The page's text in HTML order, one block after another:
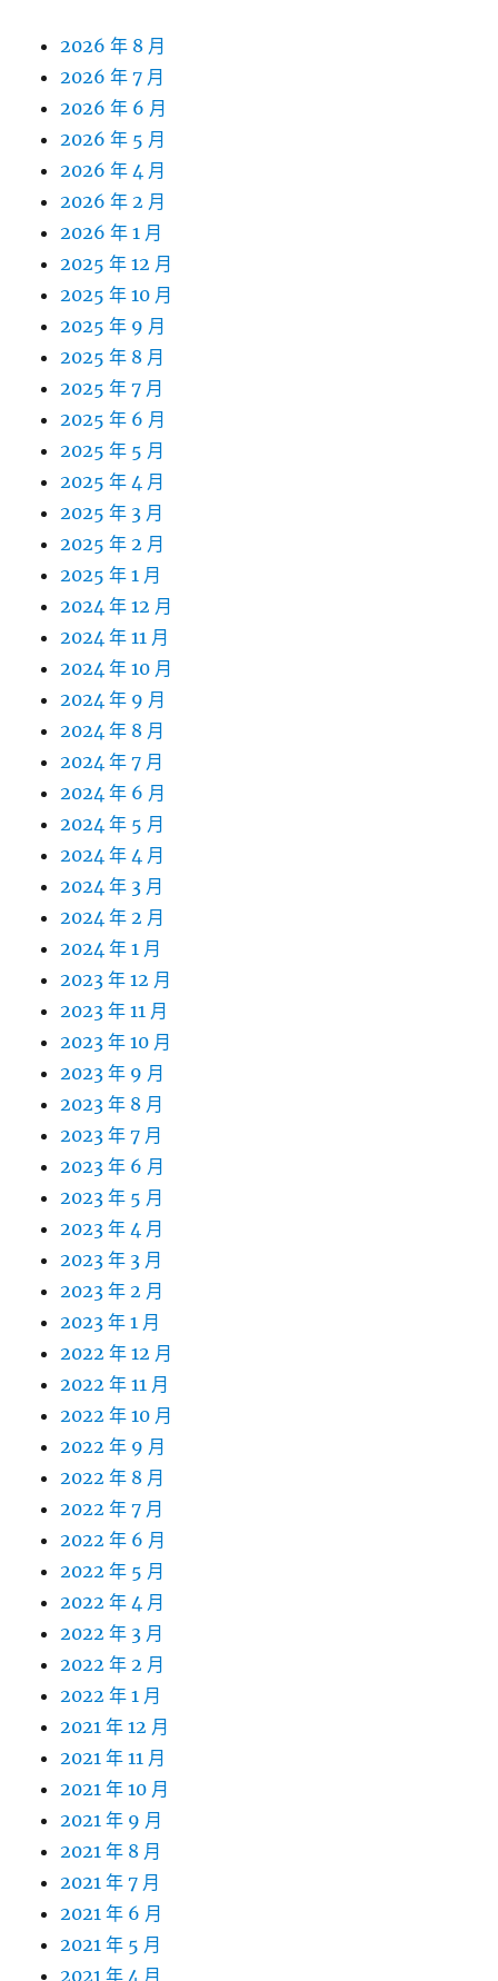
2026 年 8 月
2026 年 7 月
2026 年 6 月
2026 年 5 月
2026 年 4 月
2026 年 2 月
2026 年 1 月
2025 年 12 月
2025 年 10 月
2025 年 9 月
2025 年 8 月
2025 年 7 月
2025 年 6 月
2025 年 5 月
2025 年 4 月
2025 年 3 月
2025 年 2 月
2025 年 1 月
2024 年 12 月
2024 年 11 月
2024 年 10 月
2024 年 9 月
2024 年 8 月
2024 年 7 月
2024 年 6 月
2024 年 5 月
2024 年 4 月
2024 年 3 月
2024 年 2 月
2024 年 1 月
2023 年 12 月
2023 年 11 月
2023 年 10 月
2023 年 9 月
2023 年 8 月
2023 年 7 月
2023 年 6 月
2023 年 5 月
2023 年 4 月
2023 年 3 月
2023 年 2 月
2023 年 1 月
2022 年 12 月
2022 年 11 月
2022 年 10 月
2022 年 9 月
2022 年 8 月
2022 年 7 月
2022 年 6 月
2022 年 5 月
2022 年 4 月
2022 年 3 月
2022 年 2 月
2022 年 1 月
2021 年 12 月
2021 年 11 月
2021 年 10 月
2021 年 9 月
2021 年 8 月
2021 年 7 月
2021 年 6 月
2021 年 5 月
2021 年 4 月